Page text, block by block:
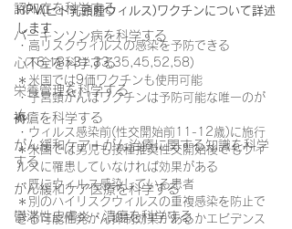
認知症を科学する
パーキンソン病を科学する
心不全を科学する
栄養管理を科学する
褥瘡を科学する
がん緩和ケア＋がん治療に関する知識を科学
する
がん緩和ケア医療を科学する
鬱滞性皮膚炎・潰瘍を科学する
HPV(ヒト乳頭腫ウィルス)ワクチンについて詳述
します
・高リスクウィルスの感染を予防できる
（16,18>31,33,35,45,52,58)
＊米国では9価ワクチンも使用可能
・子宮頸がんはワクチンは予防可能な唯一のが
ん
・ウィルス感染前(性交開始前11-12歳)に施行
＊米国では男児も接種推奨性交開始後でもウィ
ルスに罹患していなければ効果がある
・既にウィルス感染している患者
＊別のハイリスクウィルスの重複感染を防止で
きる可能性発がん抑制効果があるかエビデンス